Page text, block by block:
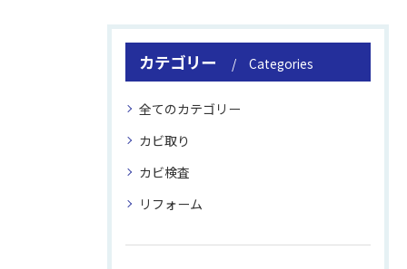
カテゴリー Categories
全てのカテゴリー
カビ取り
カビ検査
リフォーム